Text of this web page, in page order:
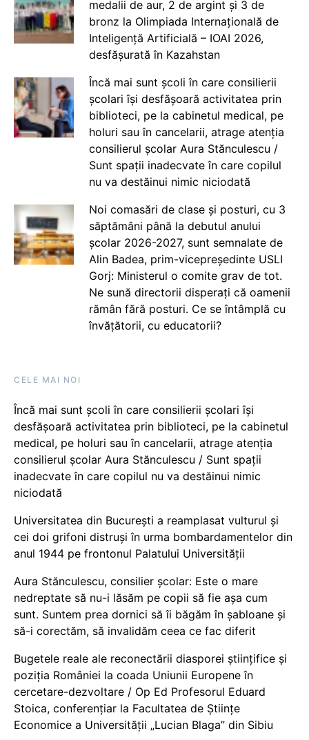
medalii de aur, 2 de argint și 3 de
bronz la Olimpiada Internațională de
Inteligență Artificială – IOAI 2026,
desfășurată în Kazahstan
Încă mai sunt școli în care consilierii
școlari își desfășoară activitatea prin
biblioteci, pe la cabinetul medical, pe
holuri sau în cancelarii, atrage atenția
consilierul școlar Aura Stănculescu /
Sunt spații inadecvate în care copilul
nu va destăinui nimic niciodată
Noi comasări de clase și posturi, cu 3
săptămâni până la debutul anului
școlar 2026-2027, sunt semnalate de
Alin Badea, prim-vicepreședinte USLI
Gorj: Ministerul o comite grav de tot.
Ne sună directorii disperați că oamenii
rămân fără posturi. Ce se întâmplă cu
învățătorii, cu educatorii?
CELE MAI NOI
Încă mai sunt școli în care consilierii școlari își
desfășoară activitatea prin biblioteci, pe la cabinetul
medical, pe holuri sau în cancelarii, atrage atenția
consilierul școlar Aura Stănculescu / Sunt spații
inadecvate în care copilul nu va destăinui nimic
niciodată
Universitatea din București a reamplasat vulturul și
cei doi grifoni distruși în urma bombardamentelor din
anul 1944 pe frontonul Palatului Universității
Aura Stănculescu, consilier școlar: Este o mare
nedreptate să nu-i lăsăm pe copii să fie așa cum
sunt. Suntem prea dornici să îi băgăm în șabloane și
să-i corectăm, să invalidăm ceea ce fac diferit
Bugetele reale ale reconectării diasporei științifice și
poziția României la coada Uniunii Europene în
cercetare-dezvoltare / Op Ed Profesorul Eduard
Stoica, conferențiar la Facultatea de Științe
Economice a Universității „Lucian Blaga” din Sibiu